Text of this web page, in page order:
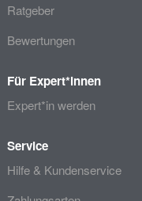
Ratgeber
Bewertungen
Für Expert*innen
Expert*in werden
Service
Hilfe & Kundenservice